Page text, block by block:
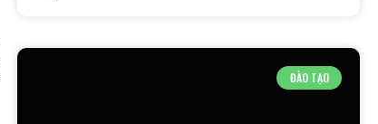
ĐÀO TẠO